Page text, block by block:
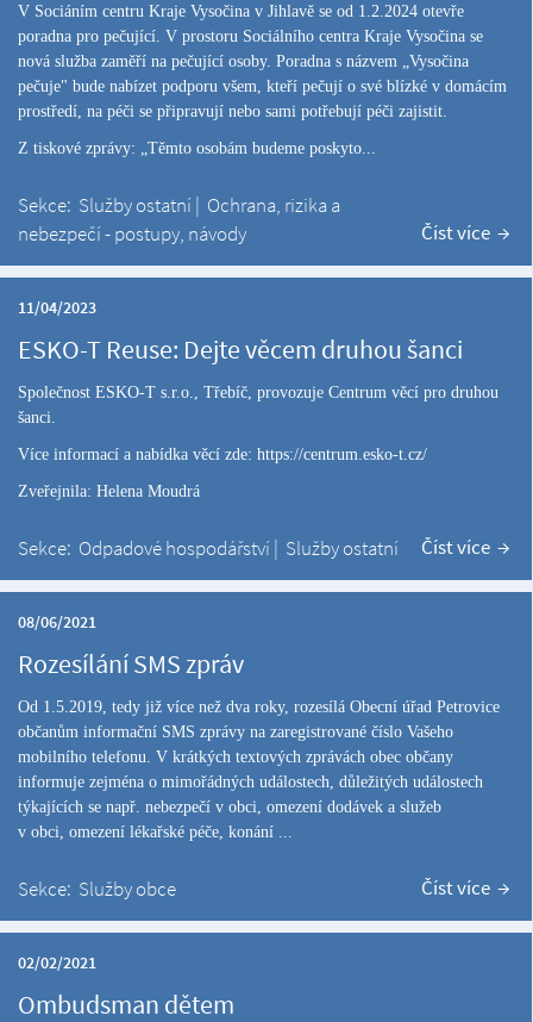
V Sociáním centru Kraje Vysočina v Jihlavě se od 1.2.2024 otevře
poradna pro pečující. V prostoru Sociálního centra Kraje Vysočina se
nová služba zaměří na pečující osoby. Poradna s názvem „Vysočina
pečuje" bude nabízet podporu všem, kteří pečují o své blízké v domácím
prostředí, na péči se připravují nebo sami potřebují péči zajistit.
Z tiskové zprávy: „Těmto osobám budeme poskyto...
Sekce: Služby ostatní | Ochrana, rizika a
nebezpečí - postupy, návody
Číst více
11/04/2023
ESKO-T Reuse: Dejte věcem druhou šanci
Společnost ESKO-T s.r.o., Třebíč, provozuje Centrum věcí pro druhou
šanci.
Více informací a nabídka věcí zde: https://centrum.esko-t.cz/
Zveřejnila: Helena Moudrá
Sekce: Odpadové hospodářství | Služby ostatní Číst více
08/06/2021
Rozesílání SMS zpráv
Od 1.5.2019, tedy již více než dva roky, rozesílá Obecní úřad Petrovice
občanům informační SMS zprávy na zaregistrované číslo Vašeho
mobilního telefonu. V krátkých textových zprávách obec občany
informuje zejména o mimořádných událostech, důležitých událostech
týkajících se např. nebezpečí v obci, omezení dodávek a služeb
v obci, omezení lékařské péče, konání ...
Sekce: Služby obce Číst více
02/02/2021
Ombudsman dětem